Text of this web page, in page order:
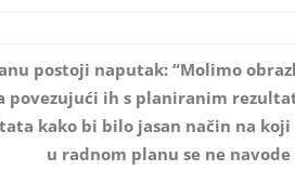
postoji naputak: “Molimo
povezujući ih s planiranim
kako bi bilo jasan način na
u radnom planu se ne